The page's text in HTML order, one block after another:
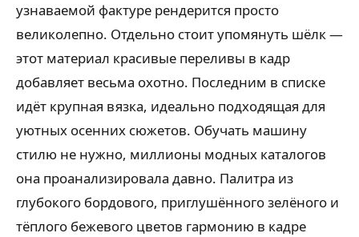
узнаваемой фактуре рендерится просто
великолепно. Отдельно стоит упомянуть шёлк —
этот материал красивые переливы в кадр
добавляет весьма охотно. Последним в списке
идёт крупная вязка, идеально подходящая для
уютных осенних сюжетов. Обучать машину
стилю не нужно, миллионы модных каталогов
она проанализировала давно. Палитра из
глубокого бордового, приглушённого зелёного и
тёплого бежевого цветов гармонию в кадре